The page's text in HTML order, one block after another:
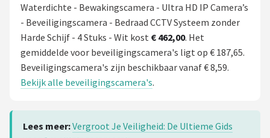
Waterdichte - Bewakingscamera - Ultra HD IP Camera’s
- Beveiligingscamera - Bedraad CCTV Systeem zonder
Harde Schijf - 4 Stuks - Wit kost € 462,00. Het
gemiddelde voor beveiligingscamera's ligt op € 187,65.
Beveiligingscamera's zijn beschikbaar vanaf € 8,59.
Bekijk alle beveiligingscamera's.
Lees meer:Vergroot Je Veiligheid: De Ultieme Gids